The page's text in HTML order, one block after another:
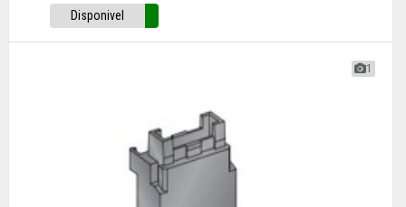
Disponivel
1